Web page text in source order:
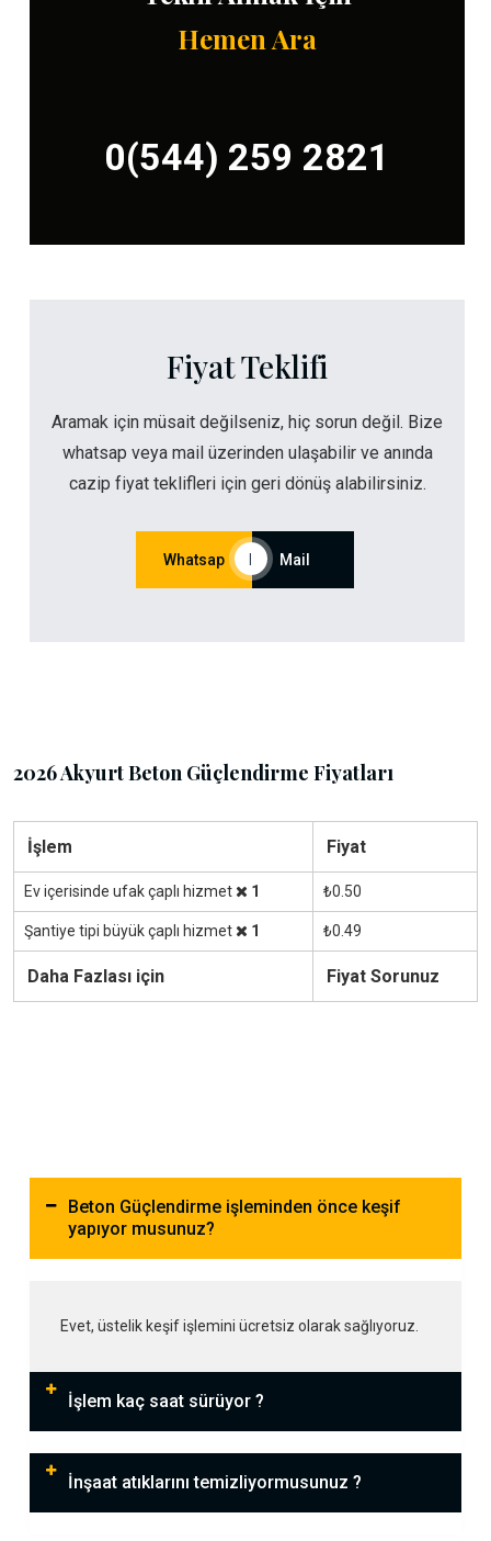
Hemen Ara
0(544) 259 2821
Fiyat Teklifi
Aramak için müsait değilseniz, hiç sorun değil. Bize
whatsap veya mail üzerinden ulaşabilir ve anında
cazip fiyat teklifleri için geri dönüş alabilirsiniz.
Whatsap Mail
2026 Akyurt Beton Güçlendirme Fiyatları
İşlem Fiyat
Ev içerisinde ufak çaplı hizmet 1 ₺0.50
Şantiye tipi büyük çaplı hizmet 1 ₺0.49
Daha Fazlası için Fiyat Sorunuz
Beton Güçlendirme işleminden önce keşif
yapıyor musunuz?
Evet, üstelik keşif işlemini ücretsiz olarak sağlıyoruz.
İşlem kaç saat sürüyor ?
İnşaat atıklarını temizliyormusunuz ?